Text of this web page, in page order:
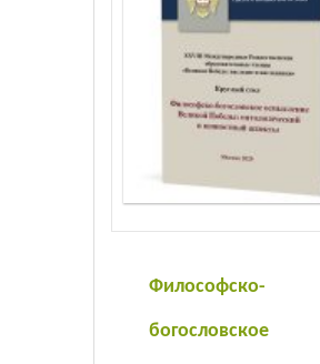
Философско-
богословское